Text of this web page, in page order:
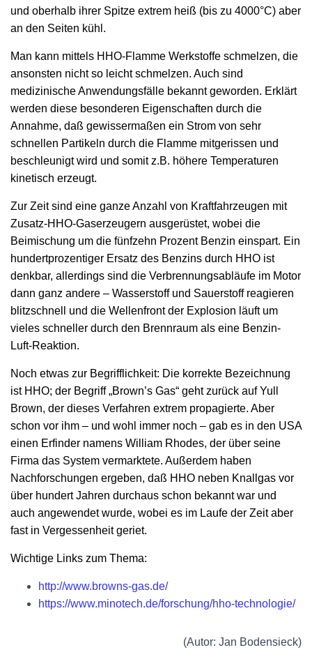
und oberhalb ihrer Spitze extrem heiß (bis zu 4000°C) aber
an den Seiten kühl.
Man kann mittels HHO-Flamme Werkstoffe schmelzen, die
ansonsten nicht so leicht schmelzen. Auch sind
medizinische Anwendungsfälle bekannt geworden. Erklärt
werden diese besonderen Eigenschaften durch die
Annahme, daß gewissermaßen ein Strom von sehr
schnellen Partikeln durch die Flamme mitgerissen und
beschleunigt wird und somit z.B. höhere Temperaturen
kinetisch erzeugt.
Zur Zeit sind eine ganze Anzahl von Kraftfahrzeugen mit
Zusatz-HHO-Gaserzeugern ausgerüstet, wobei die
Beimischung um die fünfzehn Prozent Benzin einspart. Ein
hundertprozentiger Ersatz des Benzins durch HHO ist
denkbar, allerdings sind die Verbrennungsabläufe im Motor
dann ganz andere – Wasserstoff und Sauerstoff reagieren
blitzschnell und die Wellenfront der Explosion läuft um
vieles schneller durch den Brennraum als eine Benzin-
Luft-Reaktion.
Noch etwas zur Begrifflichkeit: Die korrekte Bezeichnung
ist HHO; der Begriff „Brown’s Gas“ geht zurück auf Yull
Brown, der dieses Verfahren extrem propagierte. Aber
schon vor ihm – und wohl immer noch – gab es in den USA
einen Erfinder namens William Rhodes, der über seine
Firma das System vermarktete. Außerdem haben
Nachforschungen ergeben, daß HHO neben Knallgas vor
über hundert Jahren durchaus schon bekannt war und
auch angewendet wurde, wobei es im Laufe der Zeit aber
fast in Vergessenheit geriet.
Wichtige Links zum Thema:
http://www.browns-gas.de/
https://www.minotech.de/forschung/hho-technologie/
(Autor: Jan Bodensieck)